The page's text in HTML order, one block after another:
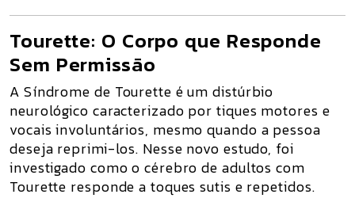
Tourette: O Corpo que Responde
Sem Permissão
A Síndrome de Tourette é um distúrbio
neurológico caracterizado por tiques motores e
vocais involuntários, mesmo quando a pessoa
deseja reprimi-los. Nesse novo estudo, foi
investigado como o cérebro de adultos com
Tourette responde a toques sutis e repetidos.